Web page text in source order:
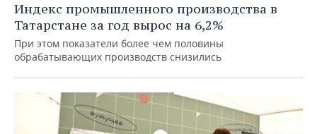
Индекс промышленного производства в
Татарстане за год вырос на 6,2%
При этом показатели более чем половины
обрабатывающих производств снизились